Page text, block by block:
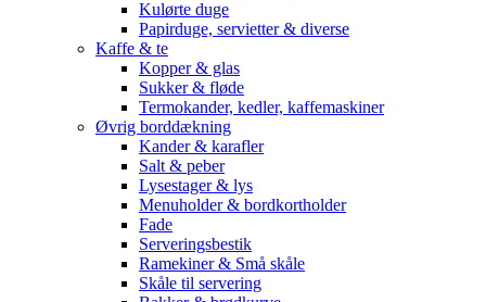
Kulørte duge
Papirduge, servietter & diverse
Kaffe & te
Kopper & glas
Sukker & fløde
Termokander, kedler, kaffemaskiner
Øvrig borddækning
Kander & karafler
Salt & peber
Lysestager & lys
Menuholder & bordkortholder
Fade
Serveringsbestik
Ramekiner & Små skåle
Skåle til servering